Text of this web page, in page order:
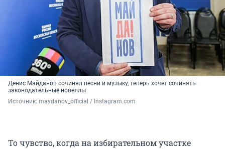
Денис Майданов сочинял песни и музыку, теперь хочет сочинять
законодательные новеллы
Источник: maydanov_official / Instagram.com
То чувство, когда на избирательном участке